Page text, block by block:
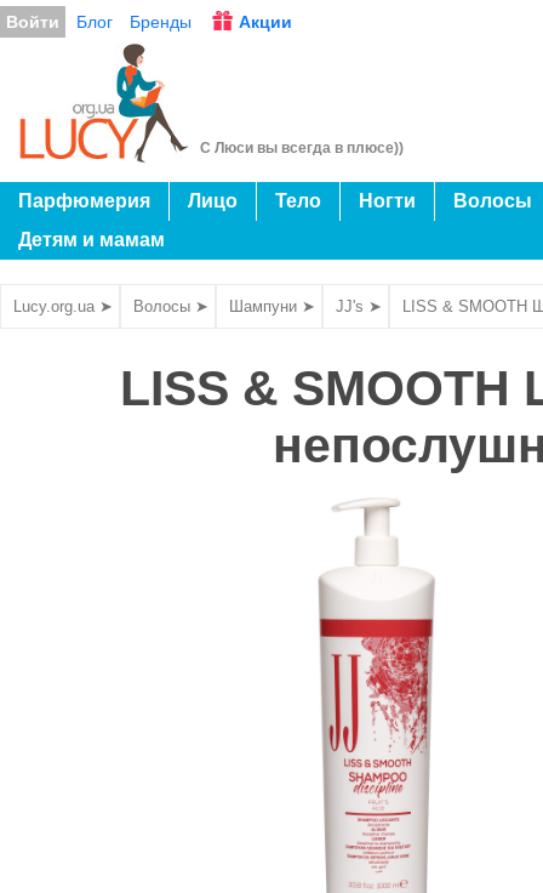
Войти Блог Бренды Акции
С Люси вы всегда в плюсе))
Парфюмерия Лицо Тело Ногти
Волосы
Детям и мамам
Lucy.org.ua ➤ Волосы ➤ Шампуни ➤ JJ's ➤ LISS & SMOOTH
LISS &